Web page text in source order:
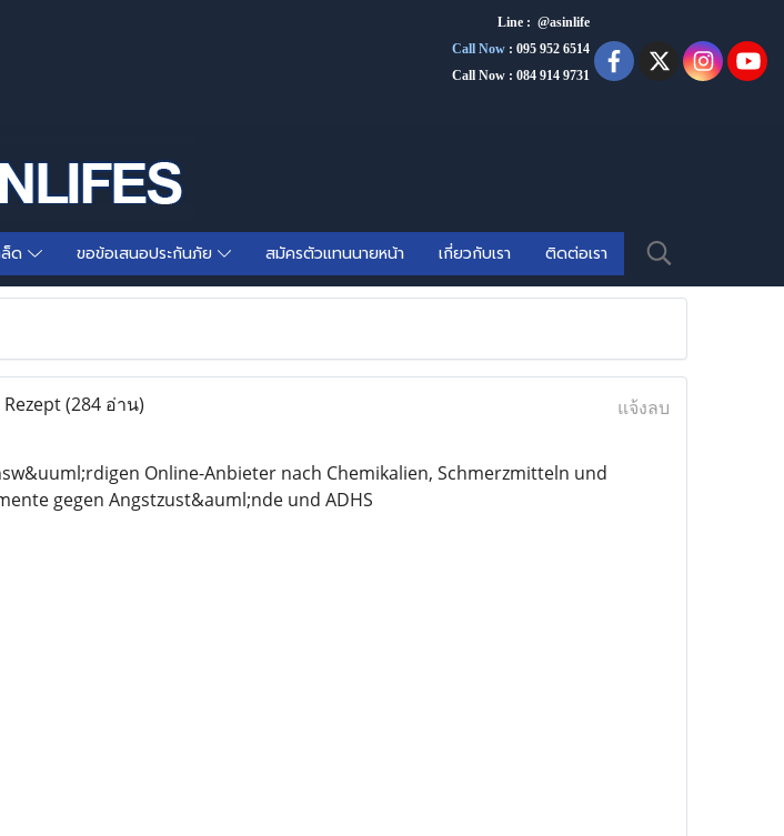
Line : @asinlife
Call Now : 095 952 6514
Call Now : 084 914 9731
ล็ด ขอข้อเสนอประกันภัย สมัครตัวแทนนายหน้า เกี่ยวกับเรา ติดต่อเรา
(284 อ่าน) แจ้งลบ
Online-Anbieter nach Chemikalien, Schmerzmitteln und
gegen Angstzust&auml;nde und ADHS